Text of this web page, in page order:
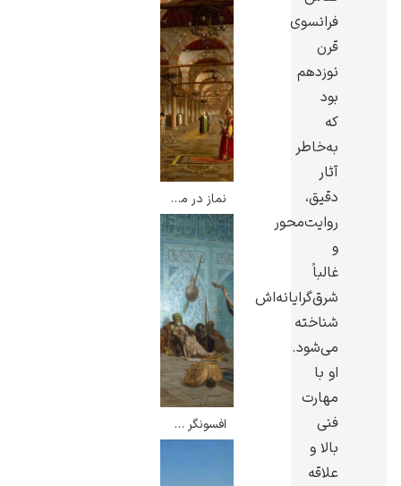
گوستاو کلیمت
ادوارد مونک
کامی پیسارو
فرانسوی
قرن
نوزدهم
بود
که
به‌خاطر
آثار
دقیق،
روایت‌محور
و
غالباً
شرق‌گرایانه‌اش
شناخته
می‌شود.
او با
مهارت
فنی
بالا و
علاقه
نماز در مسجد – ژان لئون ژروم
افسونگر مار – ژان لئون ژروم